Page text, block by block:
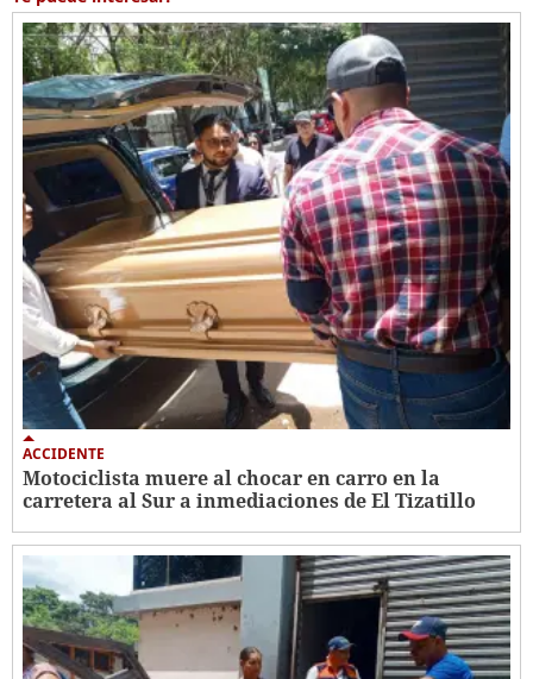
ACCIDENTE
Motociclista muere al chocar en carro en la
carretera al Sur a inmediaciones de El Tizatillo